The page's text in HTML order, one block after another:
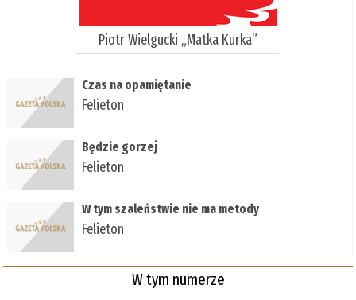
Piotr Wielgucki „Matka Kurka”
Czas na opamiętanie
Felieton
Będzie gorzej
Felieton
W tym szaleństwie nie ma metody
Felieton
W tym numerze